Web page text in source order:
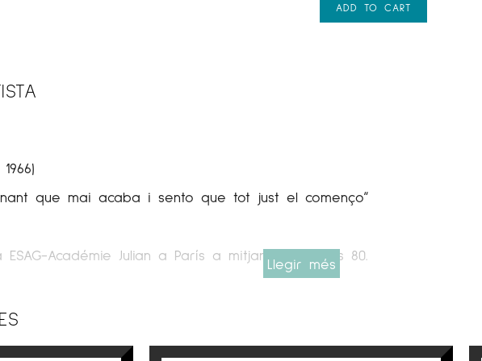
ADD TO CART
que mai acaba i sento que tot just el començo”
Académie Julian a París a mitjans dels anys 80.
l’època i dissenyador de moda va aprendre molt aviat el valor
de Londres, on va fer unes pràctiques a un estudi de
Llegir més